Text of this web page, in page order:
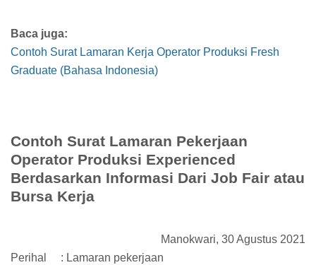
Baca juga:
Contoh Surat Lamaran Kerja Operator Produksi Fresh
Graduate (Bahasa Indonesia)
Contoh Surat Lamaran Pekerjaan
Operator Produksi Experienced
Berdasarkan Informasi Dari Job Fair atau
Bursa Kerja
Manokwari, 30 Agustus 2021
Perihal
: Lamaran pekerjaan